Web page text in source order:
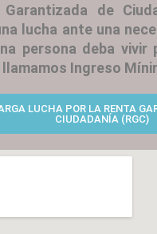
Garantizada de
lucha ante una
persona deba vivir
Ingreso
LUCHA POR LA RENTA
CIUDADANÍA (RGC)